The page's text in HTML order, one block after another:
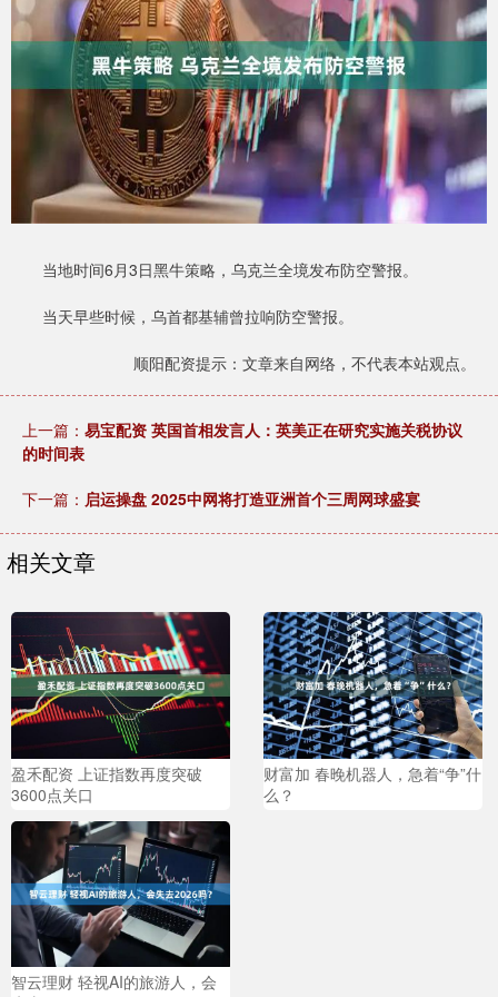
当地时间6月3日黑牛策略，乌克兰全境发布防空警报。
当天早些时候，乌首都基辅曾拉响防空警报。
顺阳配资提示：文章来自网络，不代表本站观点。
上一篇： 易宝配资 英国首相发言人：英美正在研究实施关税协议
的时间表
下一篇： 启运操盘 2025中网将打造亚洲首个三周网球盛宴
相关文章
盈禾配资 上证指数再度突破
3600点关口
财富加 春晚机器人，急着“争”什
么？
智云理财 轻视AI的旅游人，会